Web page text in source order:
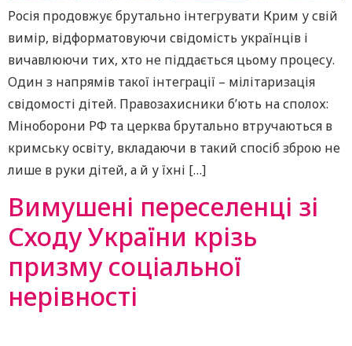
Росія продовжує брутально інтегрувати Крим у свій
вимір, відформатовуючи свідомість українців і
вичавлюючи тих, хто не піддається цьому процесу.
Один з напрямів такої інтеграції – мілітаризація
свідомості дітей. Правозахисники б’ють на сполох:
Міноборони РФ та церква брутально втручаються в
кримську освіту, вкладаючи в такий спосіб зброю не
лише в руки дітей, а й у їхні […]
Вимушені переселенці зі
Сходу України крізь
призму соціальної
нерівності